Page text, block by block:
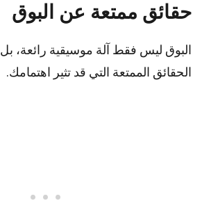
حقائق ممتعة عن البوق
البوق ليس فقط آلة موسيقية رائعة،
الحقائق الممتعة التي قد تثير اهتمامك.